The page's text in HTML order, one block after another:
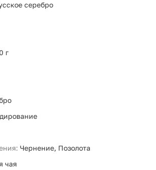
серебро
г
Чернение, Позолота
чая